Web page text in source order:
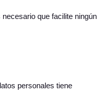
que facilite ningún
personales tiene